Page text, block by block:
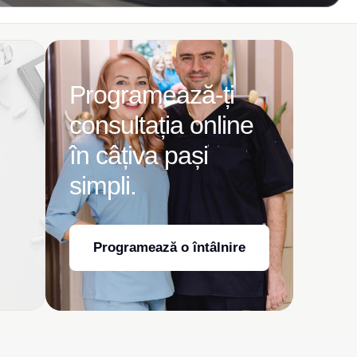
Programează-ți
consultația online
în câțiva pași
simpli.
Programează o întâlnire